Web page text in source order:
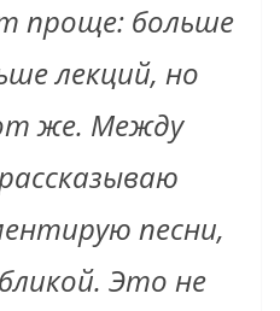
проще: больше
лекций, но
же. Между
песни,
Это не